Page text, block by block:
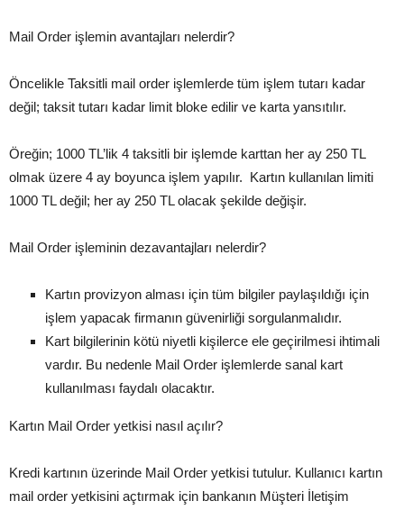
Mail Order işlemin avantajları nelerdir?
Öncelikle Taksitli mail order işlemlerde tüm işlem tutarı kadar
değil; taksit tutarı kadar limit bloke edilir ve karta yansıtılır.
Öreğin; 1000 TL’lik 4 taksitli bir işlemde karttan her ay 250 TL
olmak üzere 4 ay boyunca işlem yapılır. Kartın kullanılan limiti
1000 TL değil; her ay 250 TL olacak şekilde değişir.
Mail Order işleminin dezavantajları nelerdir?
Kartın provizyon alması için tüm bilgiler paylaşıldığı için
işlem yapacak firmanın güvenirliği sorgulanmalıdır.
Kart bilgilerinin kötü niyetli kişilerce ele geçirilmesi ihtimali
vardır. Bu nedenle Mail Order işlemlerde sanal kart
kullanılması faydalı olacaktır.
Kartın Mail Order yetkisi nasıl açılır?
Kredi kartının üzerinde Mail Order yetkisi tutulur. Kullanıcı kartın
mail order yetkisini açtırmak için bankanın Müşteri İletişim